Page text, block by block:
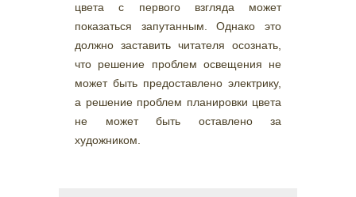
цвета с первого взгляда может
показаться запутанным. Однако это
должно заставить читателя осознать,
что решение проблем освещения не
может быть предоставлено электрику,
а решение проблем планировки цвета
не может быть оставлено за
художником.